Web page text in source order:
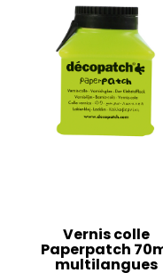
Vernis colle
Paperpatch
multilangues